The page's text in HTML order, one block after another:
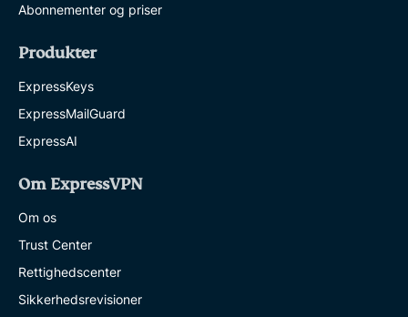
Abonnementer og priser
Produkter
ExpressKeys
ExpressMailGuard
ExpressAI
Om ExpressVPN
Om os
Trust Center
Rettighedscenter
Sikkerhedsrevisioner